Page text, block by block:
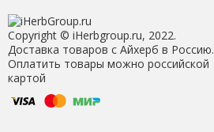
Copyright © iHerbgroup.ru, 2022.
Доставка товаров с Айхерб в Россию.
Оплатить товары можно российской
картой